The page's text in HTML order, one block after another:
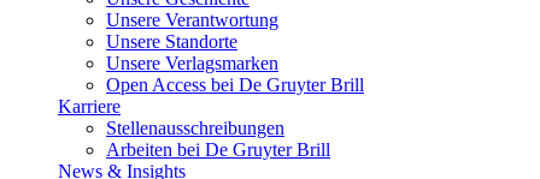
Unsere Verantwortung
Unsere Standorte
Unsere Verlagsmarken
Open Access bei De Gruyter Brill
Karriere
Stellenausschreibungen
Arbeiten bei De Gruyter Brill
News & Insights